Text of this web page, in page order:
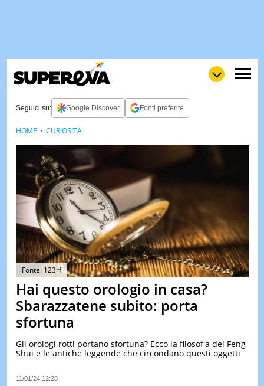
NEWS
& TV
QUIZ
&
TEST
LE
DI
Seguici su: Google Discover Fonti preferite
Fonte: 123rf
Hai questo orologio in casa?
Sbarazzatene subito: porta
sfortuna
Gli orologi rotti portano sfortuna? Ecco la filosofia del Feng
Shui e le antiche leggende che circondano questi oggetti
11/01/24 12:28
HOME CURIOSITÀ